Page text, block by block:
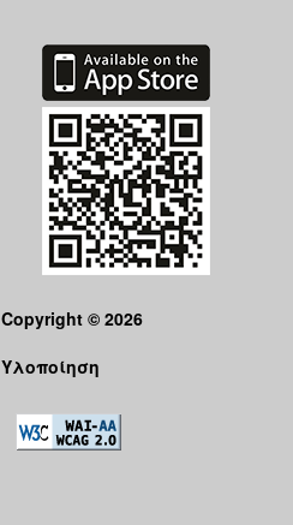
Copyright © 2026
Υλοποίηση